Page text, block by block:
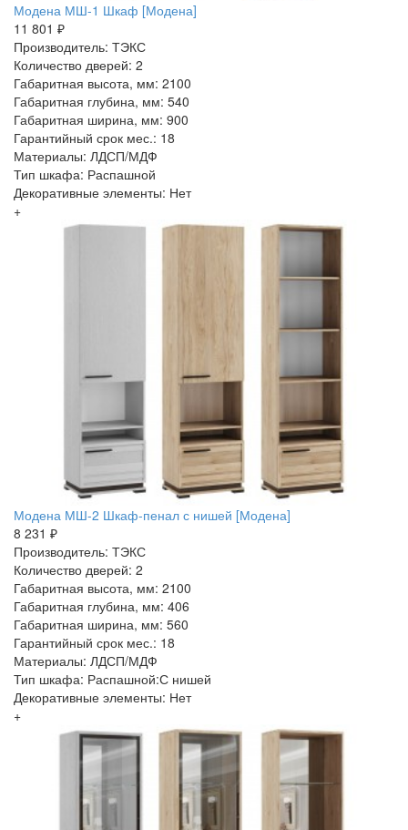
Модена МШ-1 Шкаф [Модена]
11 801 ₽
Производитель: ТЭКС
Количество дверей: 2
Габаритная высота, мм: 2100
Габаритная глубина, мм: 540
Габаритная ширина, мм: 900
Гарантийный срок мес.: 18
Материалы: ЛДСП/МДФ
Тип шкафа: Распашной
Декоративные элементы: Нет
+
Модена МШ-2 Шкаф-пенал с нишей [Модена]
8 231 ₽
Производитель: ТЭКС
Количество дверей: 2
Габаритная высота, мм: 2100
Габаритная глубина, мм: 406
Габаритная ширина, мм: 560
Гарантийный срок мес.: 18
Материалы: ЛДСП/МДФ
Тип шкафа: Распашной:С нишей
Декоративные элементы: Нет
+